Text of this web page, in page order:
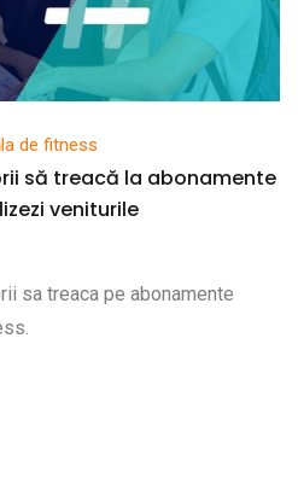
de fitness
să treacă la abonamente
veniturile
sa treaca pe abonamente